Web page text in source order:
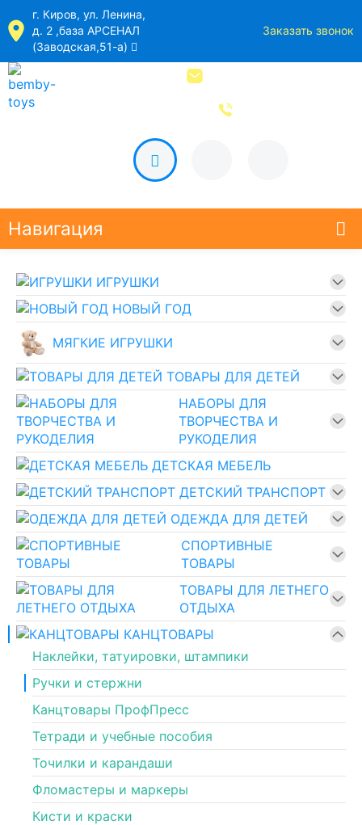
г. Киров, ул. Ленина,
д. 2 ,база АРСЕНАЛ
(Заводская,51-а)
Заказать звонок
Навигация
ИГРУШКИ
НОВЫЙ ГОД
МЯГКИЕ ИГРУШКИ
ТОВАРЫ ДЛЯ ДЕТЕЙ
НАБОРЫ ДЛЯ
ТВОРЧЕСТВА И
РУКОДЕЛИЯ
ДЕТСКАЯ МЕБЕЛЬ
ДЕТСКИЙ ТРАНСПОРТ
ОДЕЖДА ДЛЯ ДЕТЕЙ
СПОРТИВНЫЕ
ТОВАРЫ
ТОВАРЫ ДЛЯ ЛЕТНЕГО
ОТДЫХА
КАНЦТОВАРЫ
Наклейки, татуировки, штампики
Ручки и стержни
Канцтовары ПрофПресс
Тетради и учебные пособия
Точилки и карандаши
Фломастеры и маркеры
Кисти и краски